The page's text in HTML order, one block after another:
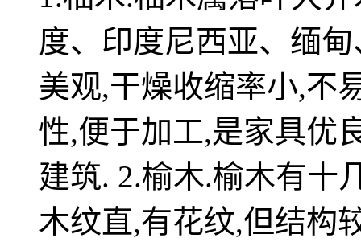
度、印度尼西亚、缅
美观,干燥收缩率小,不
性,便于加工,是家具优
建筑. 2.榆木.榆木有十
木纹直,有花纹,但结构